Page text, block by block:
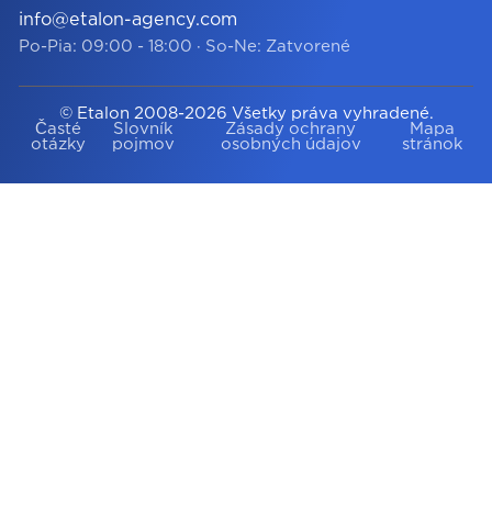
info@etalon-agency.com
Po-Pia: 09:00 - 18:00 · So-Ne: Zatvorené
© Etalon 2008-2026 Všetky práva vyhradené.
Časté
otázky
Slovník
pojmov
Zásady ochrany
osobných údajov
Mapa
stránok